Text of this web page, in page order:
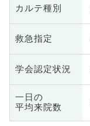
カルテ種別
救急指定
学会認定状況
一日の
平均来院数